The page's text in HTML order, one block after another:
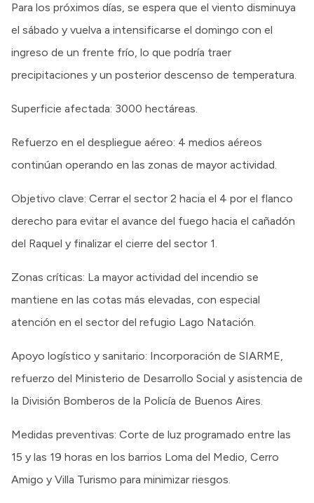
Para los próximos días, se espera que el viento disminuya
el sábado y vuelva a intensificarse el domingo con el
ingreso de un frente frío, lo que podría traer
precipitaciones y un posterior descenso de temperatura.
Superficie afectada: 3000 hectáreas.
Refuerzo en el despliegue aéreo: 4 medios aéreos
continúan operando en las zonas de mayor actividad.
Objetivo clave: Cerrar el sector 2 hacia el 4 por el flanco
derecho para evitar el avance del fuego hacia el cañadón
del Raquel y finalizar el cierre del sector 1.
Zonas críticas: La mayor actividad del incendio se
mantiene en las cotas más elevadas, con especial
atención en el sector del refugio Lago Natación.
Apoyo logístico y sanitario: Incorporación de SIARME,
refuerzo del Ministerio de Desarrollo Social y asistencia de
la División Bomberos de la Policía de Buenos Aires.
Medidas preventivas: Corte de luz programado entre las
15 y las 19 horas en los barrios Loma del Medio, Cerro
Amigo y Villa Turismo para minimizar riesgos.